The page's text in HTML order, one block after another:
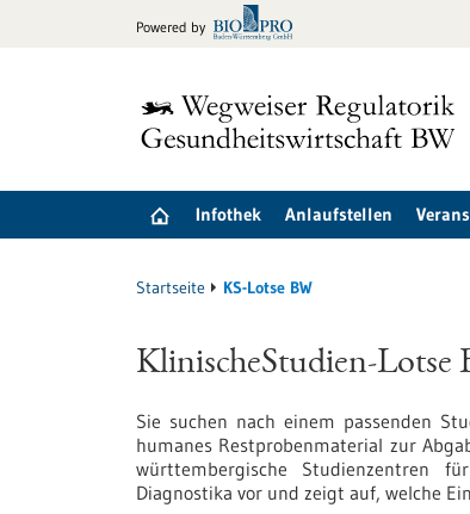
Powered by
Infothek Anlaufstellen
Startseite KS-Lotse BW
KlinischeStudien-Lotse
Sie suchen nach einem passenden
humanes Restprobenmaterial zur
württembergische Studienzentren
Diagnostika vor und zeigt auf, welche